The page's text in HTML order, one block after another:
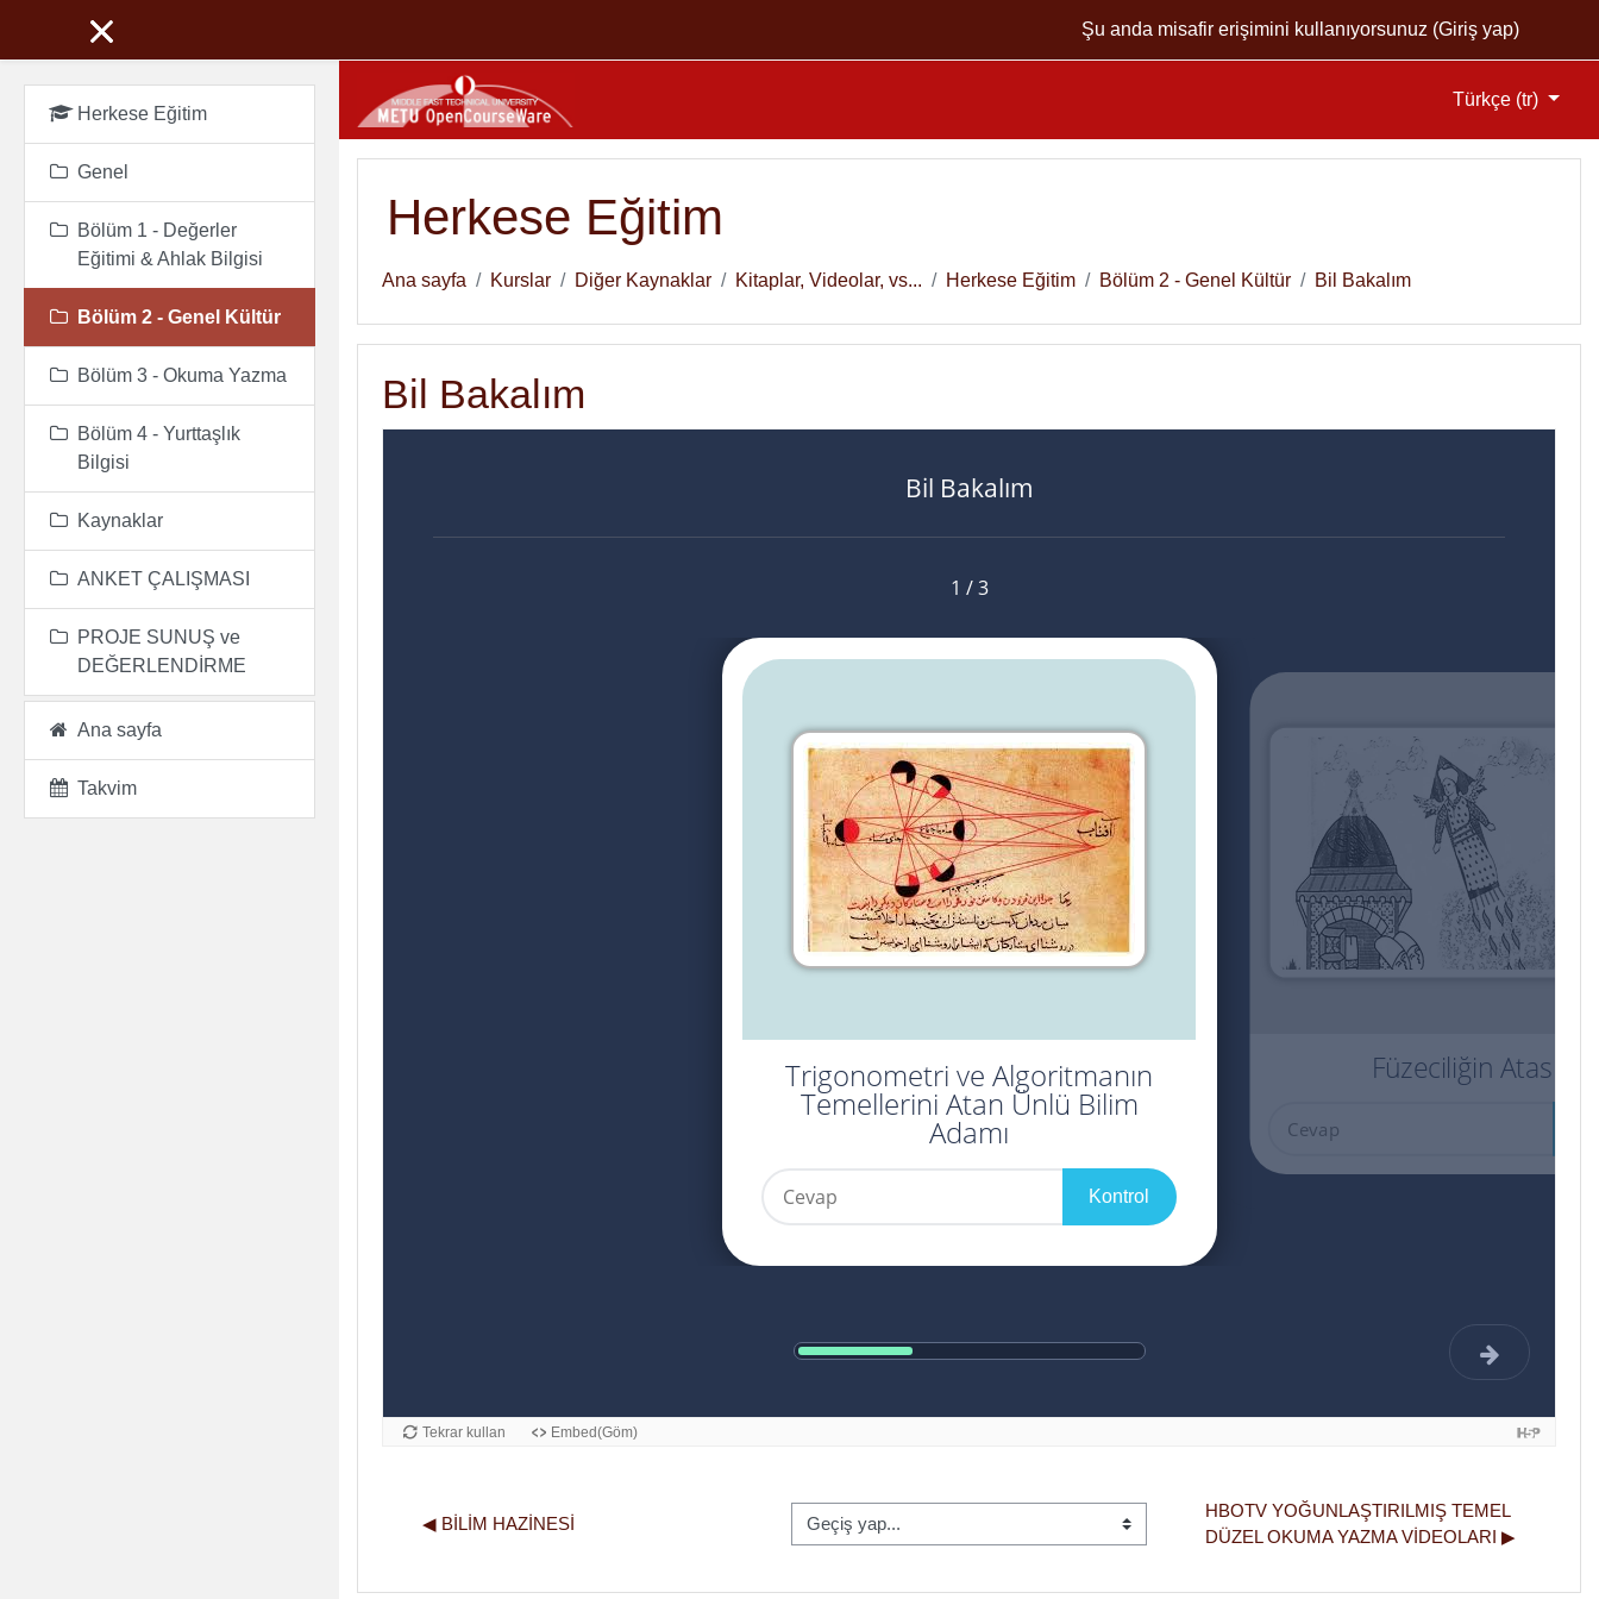
Şu anda misafir erişimini kullanıyorsunuz (Giriş yap)
Türkçe ‎(tr)‎
Herkese Eğitim
Ana sayfa Kurslar Diğer Kaynaklar Kitaplar, Videolar, vs... Herkese Eğitim Bölüm 2 - Genel Kültür Bil Bakalım
Bil Bakalım
◀︎ BILIM HAZINESI Geçiş yap...
HBOTV YOĞUNLAŞTIRILMIŞ TEMEL
DÜZEL OKUMA YAZMA VIDEOLARI ▶︎
Herkese Eğitim
Genel
Bölüm 1 - Değerler
Eğitimi & Ahlak Bilgisi
Bölüm 2 - Genel Kültür
Bölüm 3 - Okuma Yazma
Bölüm 4 - Yurttaşlık
Bilgisi
Kaynaklar
ANKET ÇALIŞMASI
PROJE SUNUŞ ve
DEĞERLENDİRME
Ana sayfa
Takvim